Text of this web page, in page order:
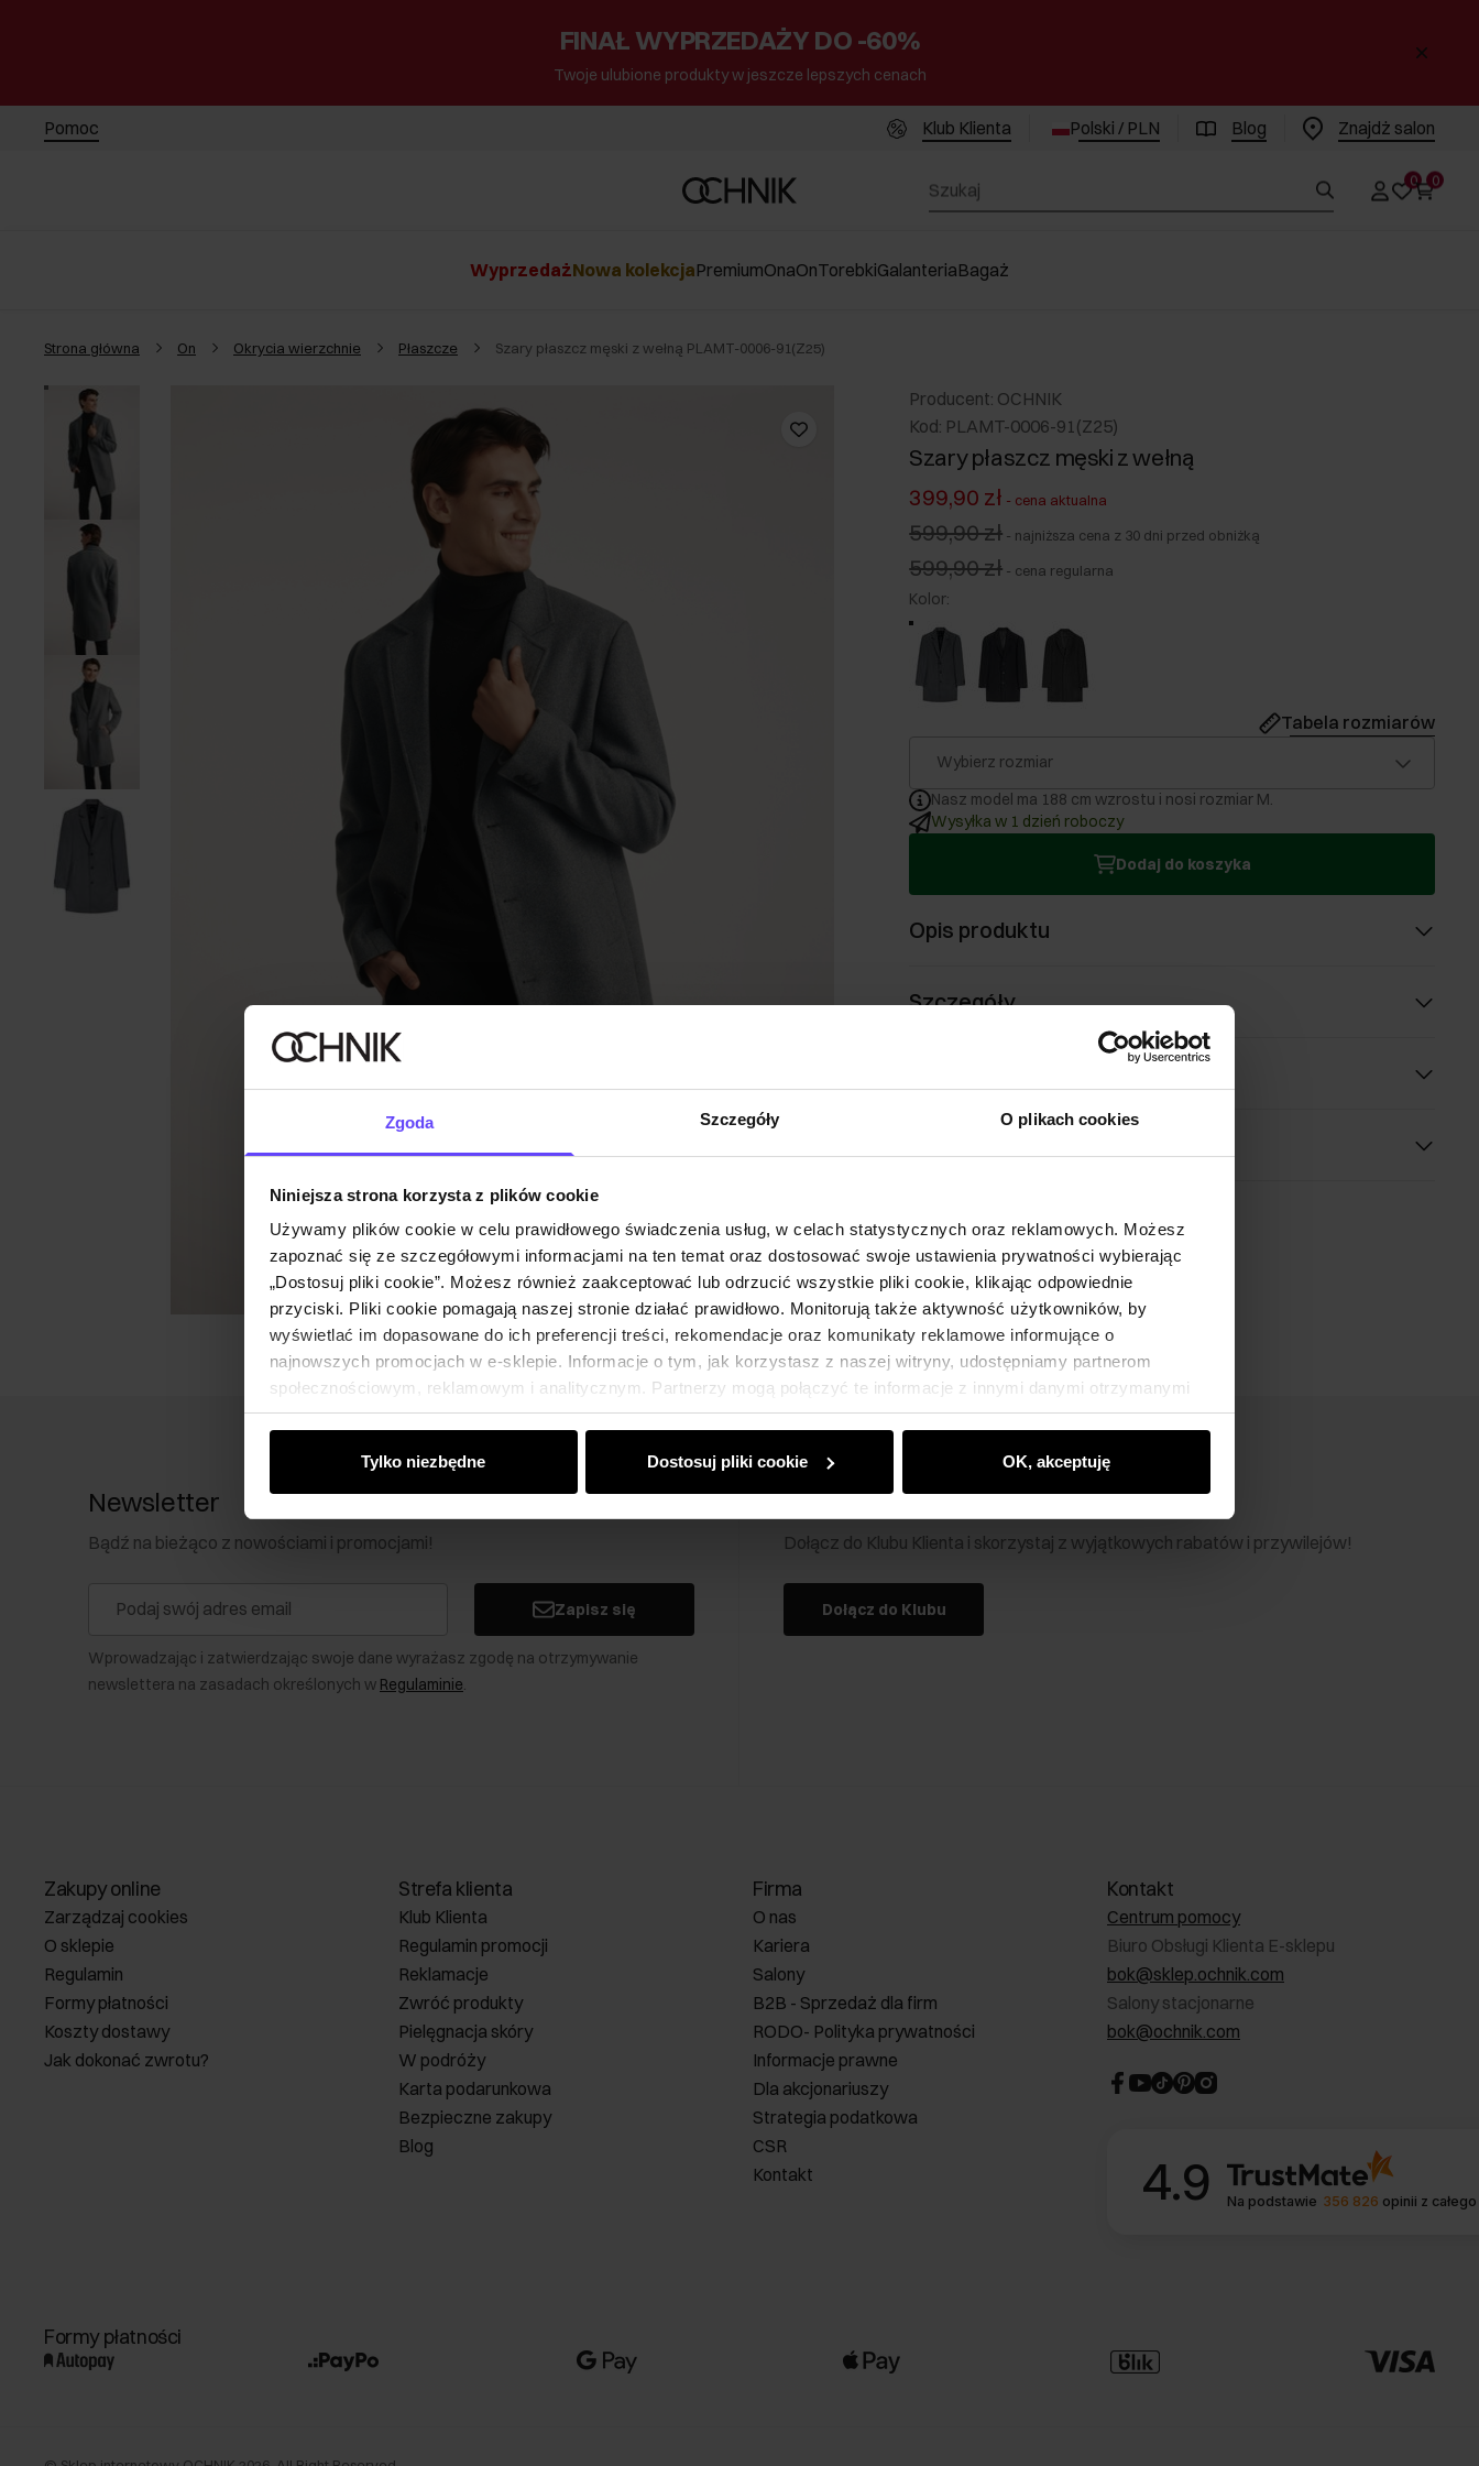
Zgoda Szczegóły O plikach cookies
Niniejsza strona korzysta z plików cookie
Używamy plików cookie w celu prawidłowego świadczenia usług, w celach statystycznych oraz reklamowych. Możesz
zapoznać się ze szczegółowymi informacjami na ten temat oraz dostosować swoje ustawienia prywatności wybierając
„Dostosuj pliki cookie”. Możesz również zaakceptować lub odrzucić wszystkie pliki cookie, klikając odpowiednie
przyciski. Pliki cookie pomagają naszej stronie działać prawidłowo. Monitorują także aktywność użytkowników, by
wyświetlać im dopasowane do ich preferencji treści, rekomendacje oraz komunikaty reklamowe informujące o
najnowszych promocjach w e-sklepie. Informacje o tym, jak korzystasz z naszej witryny, udostępniamy partnerom
społecznościowym, reklamowym i analitycznym. Partnerzy mogą połączyć te informacje z innymi danymi otrzymanymi
od Ciebie lub uzyskanymi podczas korzystania z ich usług.
Tylko niezbędne Dostosuj pliki cookie OK, akceptuję
FINAŁ WYPRZEDAŻY DO -60%
Twoje ulubione produkty w jeszcze lepszych cenach
Pomoc Klub Klienta Polski / PLN Blog Znajdż salon
0 0
WyprzedażNowa kolekcjaPremiumOnaOnTorebkiGalanteriaBagaż
Strona główna On Okrycia wierzchnie Płaszcze Szary płaszcz męski z wełną PLAMT-0006-91(Z25)
Producent: OCHNIK
Kod: PLAMT-0006-91(Z25)
Szary płaszcz męski z wełną
399,90 zł - cena aktualna
599,90 zł - najniższa cena z 30 dni przed obniżką
599,90 zł - cena regularna
Kolor:
Tabela rozmiarów
Wybierz rozmiar
Nasz model ma 188 cm wzrostu i nosi rozmiar M.
Wysyłka w 1 dzień roboczy
Dodaj do koszyka
Opis produktu
Szczegóły
Newsletter
Bądź na bieżąco z nowościami i promocjami!
Zapisz się
Wprowadzając i zatwierdzając swoje dane wyrażasz zgodę na otrzymywanie
newslettera na zasadach określonych w Regulaminie.
Klub Klienta Ochnik
Dołącz do Klubu Klienta i skorzystaj z wyjątkowych rabatów i przywilejów!
Dołącz do Klubu
Zakupy online
Zarządzaj cookies
O sklepie
Regulamin
Formy płatności
Koszty dostawy
Jak dokonać zwrotu?
Strefa klienta
Klub Klienta
Regulamin promocji
Reklamacje
Zwróć produkty
Pielęgnacja skóry
W podróży
Karta podarunkowa
Bezpieczne zakupy
Blog
Firma
O nas
Kariera
Salony
B2B - Sprzedaż dla firm
RODO- Polityka prywatności
Informacje prawne
Dla akcjonariuszy
Strategia podatkowa
CSR
Kontakt
Kontakt
Centrum pomocy
Biuro Obsługi Klienta E-sklepu
bok@sklep.ochnik.com
Salony stacjonarne
bok@ochnik.com
4.9 Na podstawie 356 826 opinii z
Formy płatności